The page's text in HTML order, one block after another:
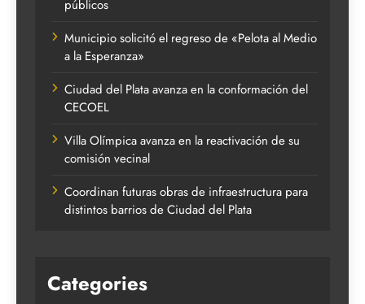
públicos
Municipio solicitó el regreso de «Pelota al Medio
a la Esperanza»
Ciudad del Plata avanza en la conformación del
CECOEL
Villa Olímpica avanza en la reactivación de su
comisión vecinal
Coordinan futuras obras de infraestructura para
distintos barrios de Ciudad del Plata
Categories